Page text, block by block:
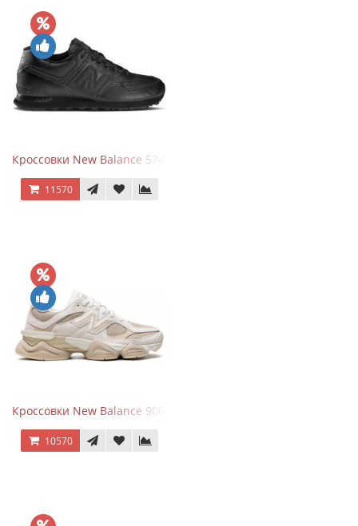
Кроссовки New Balance 574 Triple Black Leather
11570
Кроссовки New Balance 9060 Beige White
10570